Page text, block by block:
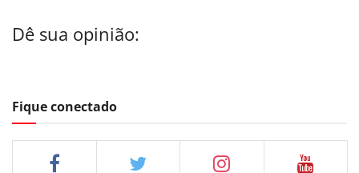
Dê sua opinião:
Fique conectado